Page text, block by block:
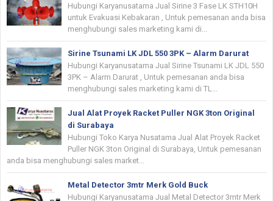
Hubungi Karyanusatama Jual Sirine 3 Fase LK STH10H
untuk Evakuasi Kebakaran , Untuk pemesanan anda bisa
menghubungi sales marketing kami di...
Sirine Tsunami LK JDL 550 3PK – Alarm Darurat
Hubungi Karyanusatama Jual Sirine Tsunami LK JDL 550
3PK – Alarm Darurat , Untuk pemesanan anda bisa
menghubungi sales marketing kami di TL...
Jual Alat Proyek Racket Puller NGK 3ton Original
di Surabaya
Hubungi Toko Karya Nusatama Jual Alat Proyek Racket
Puller NGK 3ton Original di Surabaya, Untuk pemesanan
anda bisa menghubungi sales market...
Metal Detector 3mtr Merk Gold Buck
Hubungi Karyanusatama Jual Metal Detector 3mtr Merk